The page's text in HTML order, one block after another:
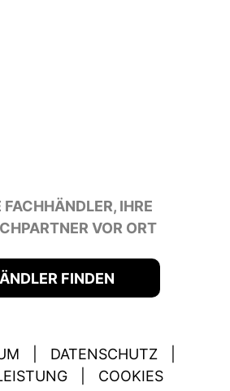
FACHHÄNDLER, IHRE
VOR ORT
FINDEN
DATENSCHUTZ
COOKIES